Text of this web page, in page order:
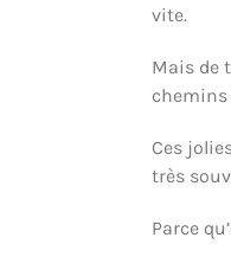
vite.
Mais de
chemins
Ces
très
Parce